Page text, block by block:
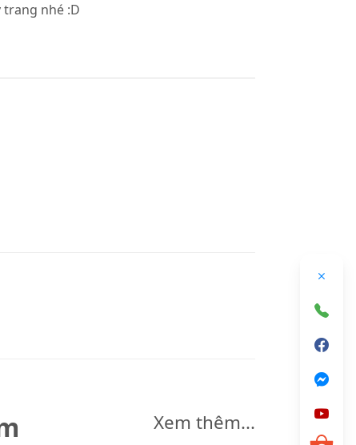
trang nhé :D
Xem thêm...